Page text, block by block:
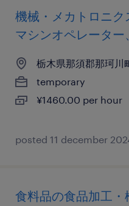
機械・メカトロニク
マシンオペレーター
栃木県那須郡那珂川
temporary
¥1460.00 per hour
posted 11 december
食料品の食品加工